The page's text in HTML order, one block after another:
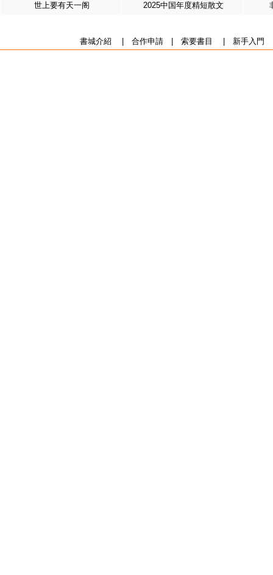
世上要有天一阁 2025中国年度精短散文
書城介紹 合作申請| 索要書目 新手入門